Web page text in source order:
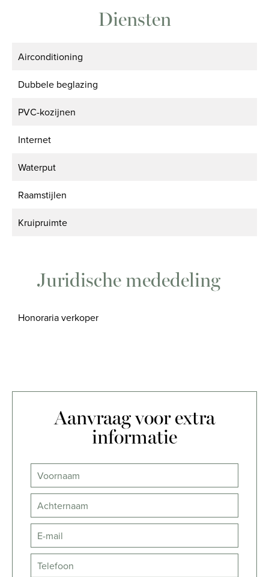
Diensten
Airconditioning
Dubbele beglazing
PVC-kozijnen
Internet
Waterput
Raamstijlen
Kruipruimte
Juridische mededeling
Honoraria verkoper
Aanvraag voor extra
informatie